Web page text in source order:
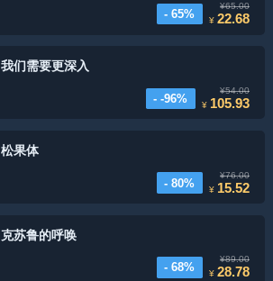
- 65%
¥65.00
¥22.68
我们需要更深入
- -96%
¥54.00
¥ 105.93
松果体
- 80%
¥76.00
¥ 15.52
克苏鲁的呼唤
- 68%
¥89.00
¥28.78